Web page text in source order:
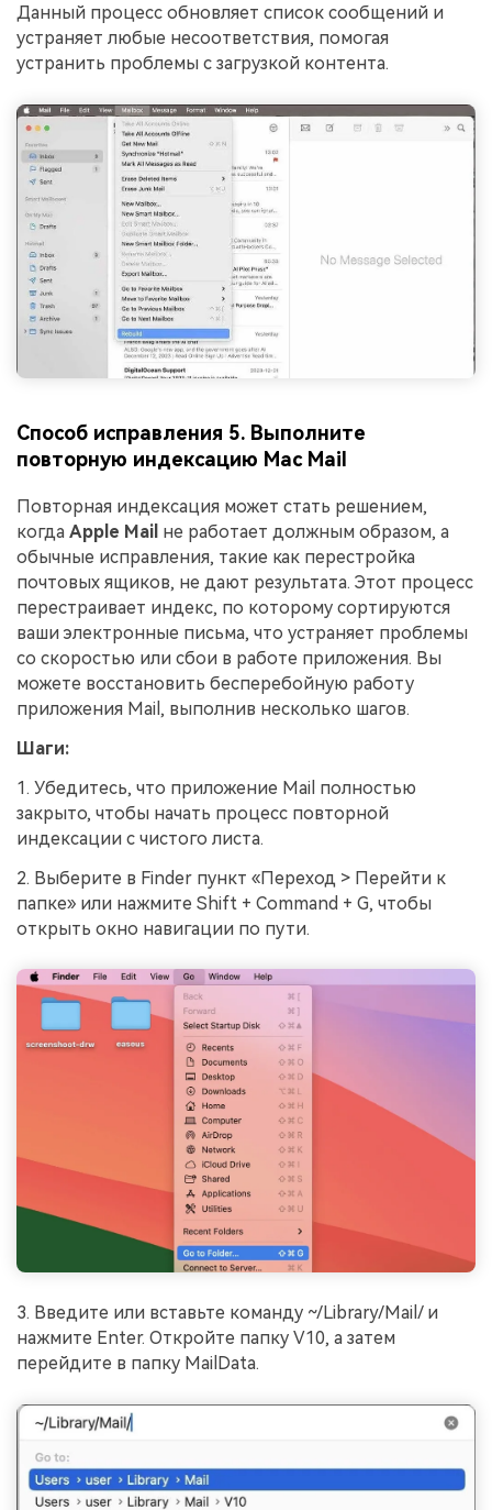
Данный процесс обновляет список сообщений и
устраняет любые несоответствия, помогая
устранить проблемы с загрузкой контента.
Способ исправления 5. Выполните
повторную индексацию Mac Mail
Повторная индексация может стать решением,
когда Apple Mail не работает должным образом, а
обычные исправления, такие как перестройка
почтовых ящиков, не дают результата. Этот процесс
перестраивает индекс, по которому сортируются
ваши электронные письма, что устраняет проблемы
со скоростью или сбои в работе приложения. Вы
можете восстановить бесперебойную работу
приложения Mail, выполнив несколько шагов.
Шаги:
1. Убедитесь, что приложение Mail полностью
закрыто, чтобы начать процесс повторной
индексации с чистого листа.
2. Выберите в Finder пункт «Переход > Перейти к
папке» или нажмите Shift + Command + G, чтобы
открыть окно навигации по пути.
3. Введите или вставьте команду ~/Library/Mail/ и
нажмите Enter. Откройте папку V10, а затем
перейдите в папку MailData.